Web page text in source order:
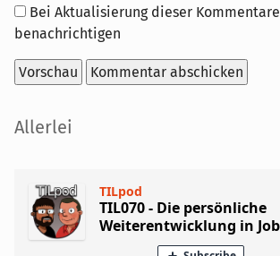
Optionen
Bei Aktualisierung dieser Kommentare
benachrichtigen
Seitenleiste
Allerlei